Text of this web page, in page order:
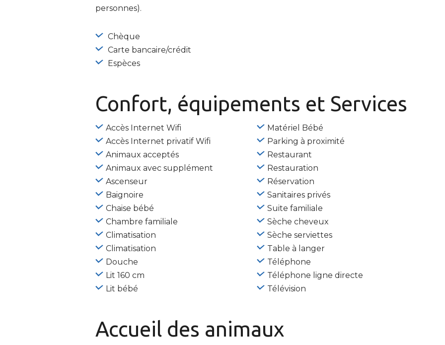
personnes).
Chèque
Carte bancaire/crédit
Espèces
Confort, équipements et Services
Accès Internet Wifi
Accès Internet privatif Wifi
Animaux acceptés
Animaux avec supplément
Ascenseur
Baignoire
Chaise bébé
Chambre familiale
Climatisation
Climatisation
Douche
Lit 160 cm
Lit bébé
Matériel Bébé
Parking à proximité
Restaurant
Restauration
Réservation
Sanitaires privés
Suite familiale
Sèche cheveux
Sèche serviettes
Table à langer
Téléphone
Téléphone ligne directe
Télévision
Accueil des animaux